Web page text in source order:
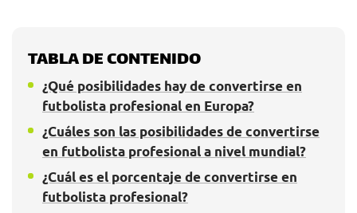
TABLA DE CONTENIDO
¿Qué posibilidades hay de convertirse en
futbolista profesional en Europa?
¿Cuáles son las posibilidades de convertirse
en futbolista profesional a nivel mundial?
¿Cuál es el porcentaje de convertirse en
futbolista profesional?